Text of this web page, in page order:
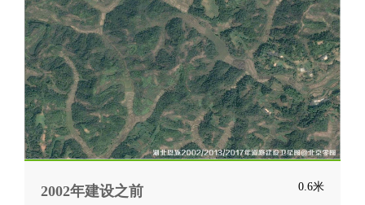
2002年建设之前 0.6米